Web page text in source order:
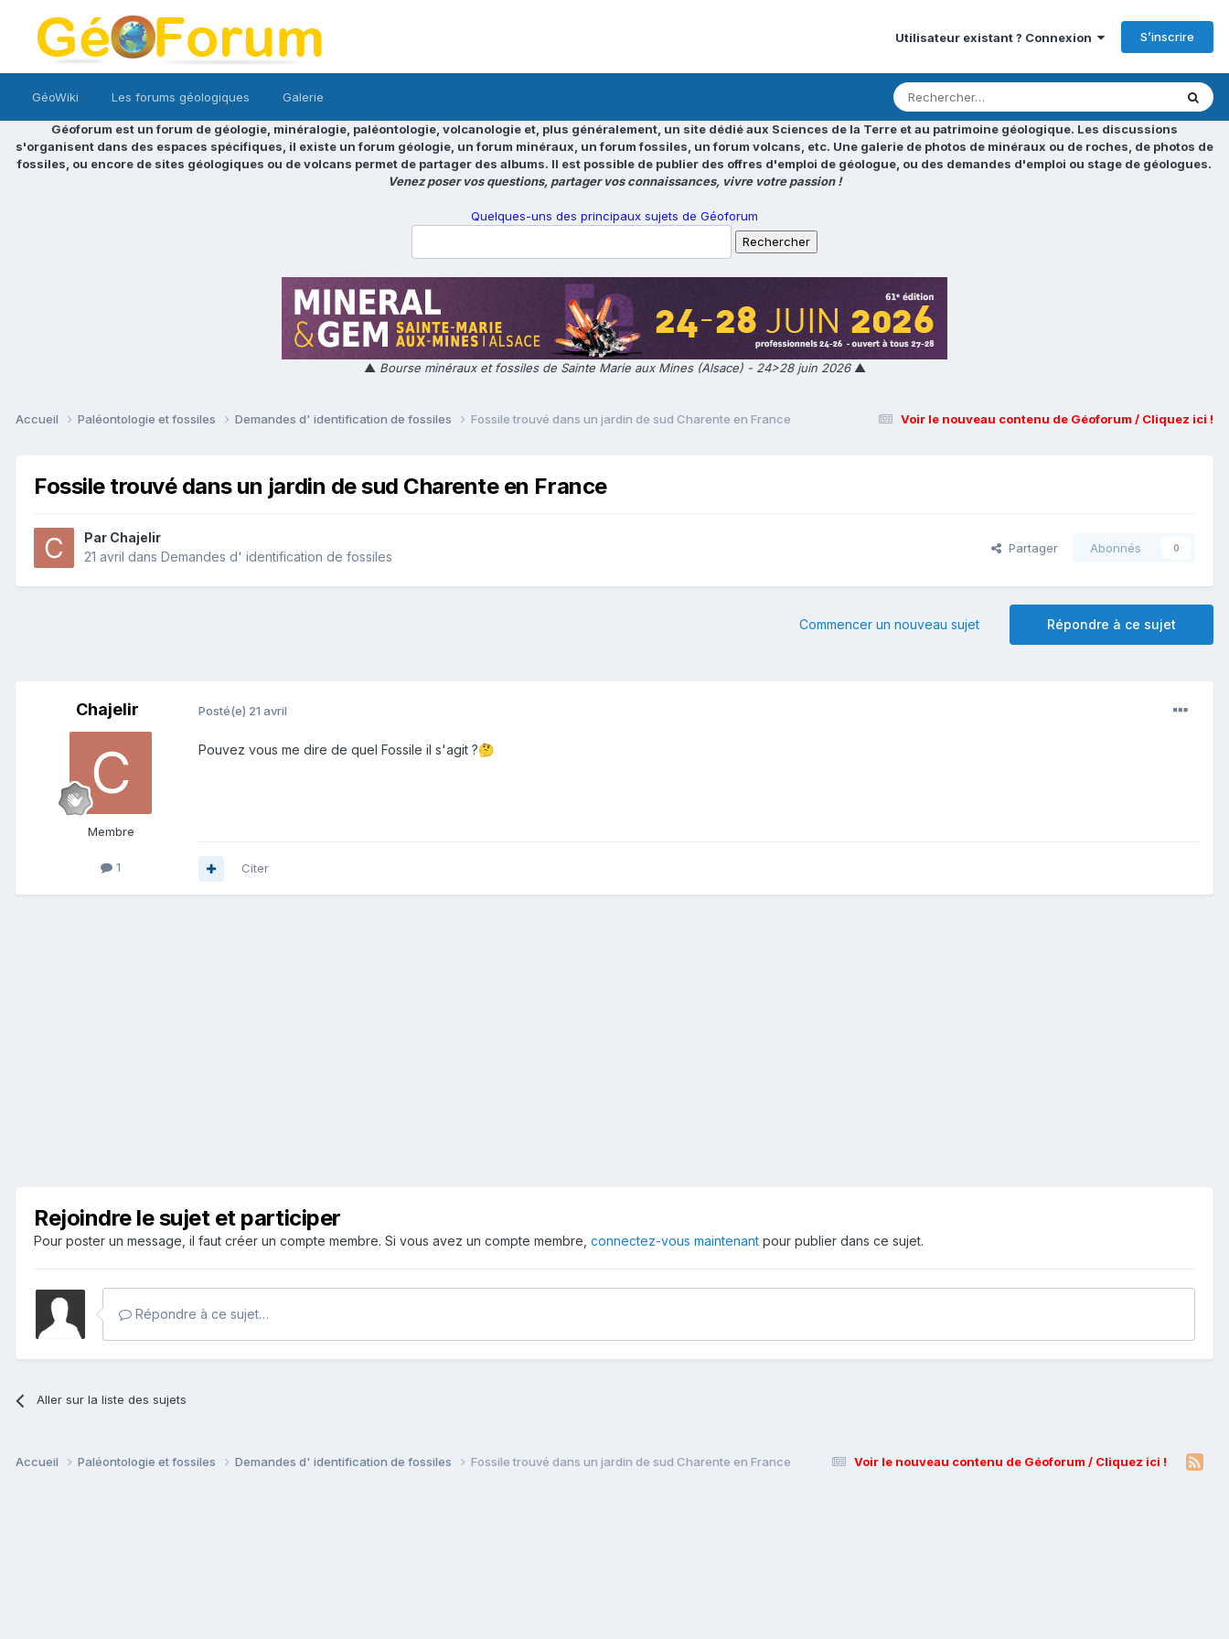
Utilisateur existant ? Connexion S’inscrire
GéoWiki Les forums géologiques Galerie
Géoforum est un forum de géologie, minéralogie, paléontologie, volcanologie et, plus généralement, un site dédié aux Sciences de la Terre et au patrimoine géologique. Les discussions
s'organisent dans des espaces spécifiques, il existe un forum géologie, un forum minéraux, un forum fossiles, un forum volcans, etc. Une galerie de photos de minéraux ou de roches, de photos de
fossiles, ou encore de sites géologiques ou de volcans permet de partager des albums. Il est possible de publier des offres d'emploi de géologue, ou des demandes d'emploi ou stage de géologues.
Venez poser vos questions, partager vos connaissances, vivre votre passion !
Quelques-uns des principaux sujets de Géoforum
▲ Bourse minéraux et fossiles de Sainte Marie aux Mines (Alsace) - 24>28 juin 2026▲
Voir le nouveau contenu de Géoforum / Cliquez ici !
Accueil Paléontologie et fossiles Demandes d' identification de fossiles Fossile trouvé dans un jardin de sud Charente en France
Fossile trouvé dans un jardin de sud Charente en France
Par Chajelir
21 avril dans Demandes d' identification de fossiles
Partager Abonnés 0
Répondre à ce sujet
Commencer un nouveau sujet
Chajelir
Membre
1
Posté(e) 21 avril
Pouvez vous me dire de quel Fossile il s'agit ?🤔
Citer
Rejoindre le sujet et participer
Pour poster un message, il faut créer un compte membre. Si vous avez un compte membre, connectez-vous maintenant pour publier dans ce sujet.
Répondre à ce sujet…
Aller sur la liste des sujets
Voir le nouveau contenu de Géoforum / Cliquez ici !
Accueil Paléontologie et fossiles Demandes d' identification de fossiles Fossile trouvé dans un jardin de sud Charente en France